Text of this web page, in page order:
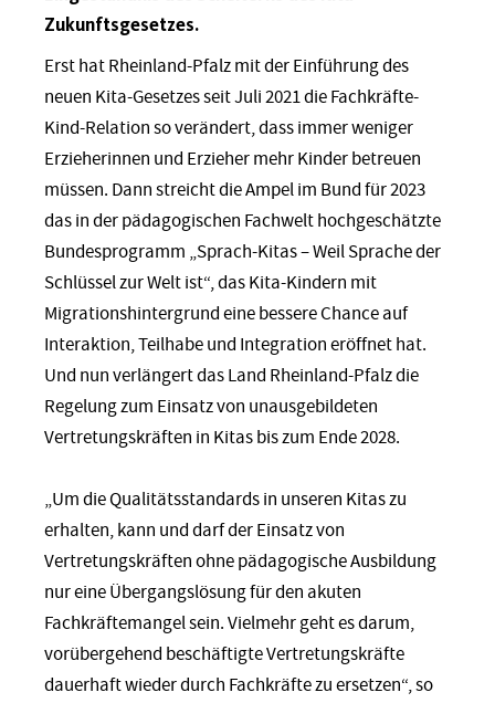
Zukunftsgesetzes.
Erst hat Rheinland-Pfalz mit der Einführung des
neuen Kita-Gesetzes seit Juli 2021 die Fachkräfte-
Kind-Relation so verändert, dass immer weniger
Erzieherinnen und Erzieher mehr Kinder betreuen
müssen. Dann streicht die Ampel im Bund für 2023
das in der pädagogischen Fachwelt hochgeschätzte
Bundesprogramm „Sprach-Kitas – Weil Sprache der
Schlüssel zur Welt ist“, das Kita-Kindern mit
Migrationshintergrund eine bessere Chance auf
Interaktion, Teilhabe und Integration eröffnet hat.
Und nun verlängert das Land Rheinland-Pfalz die
Regelung zum Einsatz von unausgebildeten
Vertretungskräften in Kitas bis zum Ende 2028.
„Um die Qualitätsstandards in unseren Kitas zu
erhalten, kann und darf der Einsatz von
Vertretungskräften ohne pädagogische Ausbildung
nur eine Übergangslösung für den akuten
Fachkräftemangel sein. Vielmehr geht es darum,
vorübergehend beschäftigte Vertretungskräfte
dauerhaft wieder durch Fachkräfte zu ersetzen“, so